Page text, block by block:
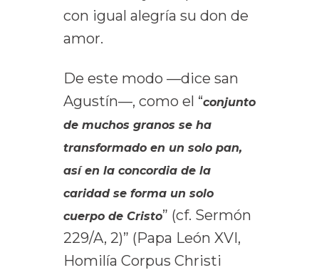
con igual alegría su don de
amor.
De este modo —dice san
Agustín—, como el “conjunto
de muchos granos se ha
transformado en un solo pan,
así en la concordia de la
caridad se forma un solo
cuerpo de Cristo” (cf. Sermón
229/A, 2)” (Papa León XVI,
Homilía Corpus Christi